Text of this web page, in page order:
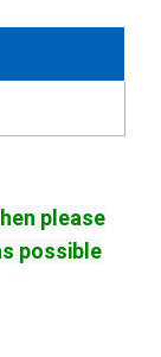
please
possible